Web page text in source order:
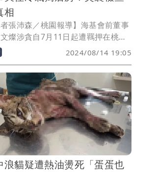
相
者張沛森／桃園報導】海基會前董事
燦涉貪自7月11日起遭羈押在桃園
已逾1個月，卻傳出有受刑人出庭
，檢舉鄭住會客室改裝的「獨居
能吹冷氣，然桃園地檢署據報當天
檢查看守所，未見異常，但見鄭文燦
瘦不少。
2024/08/14 19:05
浪貓疑遭熱油燙死「蛋蛋也